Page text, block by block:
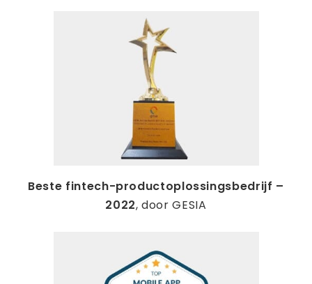
Beste fintech-productoplossingsbedrijf –
2022, door GESIA